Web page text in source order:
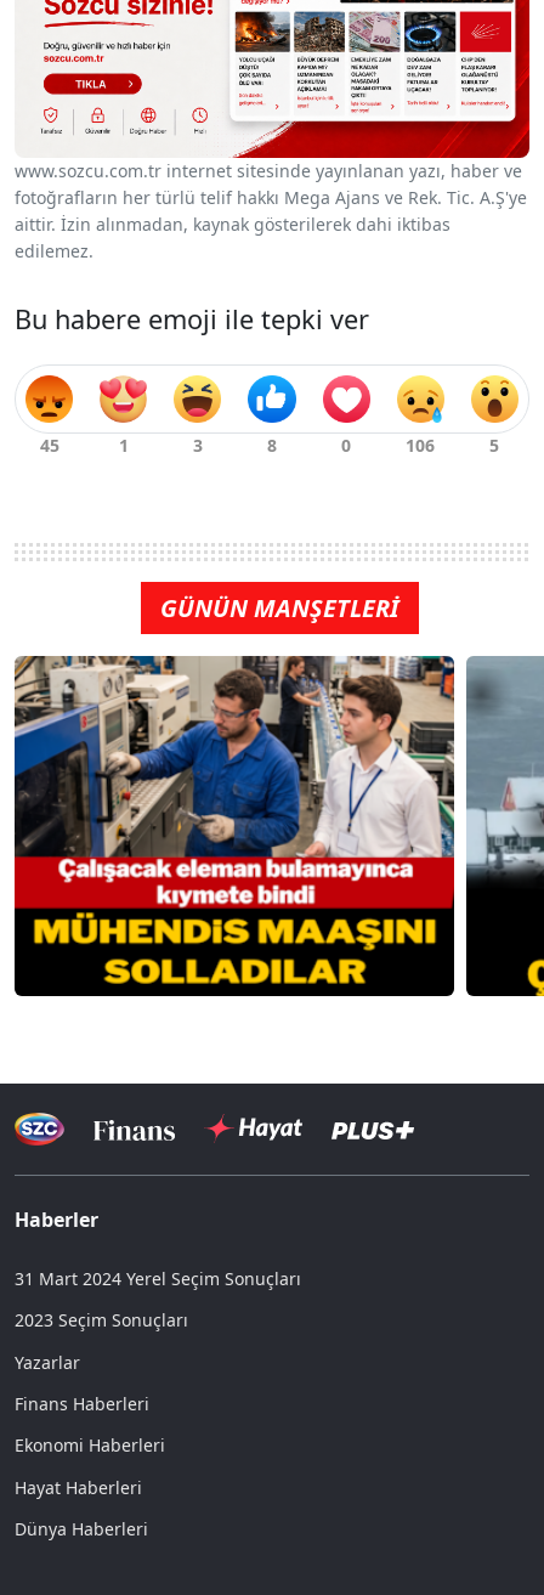
www.sozcu.com.tr internet sitesinde yayınlanan yazı, haber ve
fotoğrafların her türlü telif hakkı Mega Ajans ve Rek. Tic. A.Ş'ye
aittir. İzin alınmadan, kaynak gösterilerek dahi iktibas
edilemez.
Bu habere emoji ile tepki ver
GÜNÜN MANŞETLERİ
Haberler
31 Mart 2024 Yerel Seçim Sonuçları
2023 Seçim Sonuçları
Yazarlar
Finans Haberleri
Ekonomi Haberleri
Hayat Haberleri
Dünya Haberleri